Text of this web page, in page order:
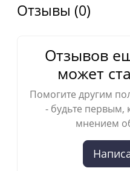
Отзывы (0)
Отзывов
может
Помогите другим
- будьте первым,
мнением